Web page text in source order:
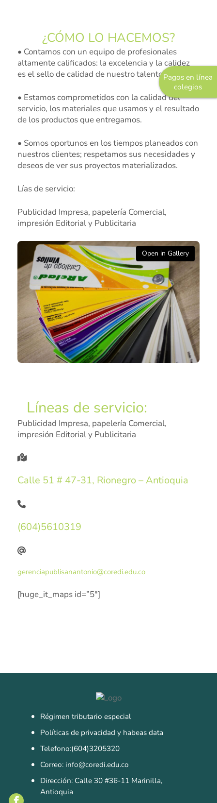
Pagos en línea
colegios
¿CÓMO LO HACEMOS?
• Contamos con un equipo de profesionales
altamente calificados: la excelencia y la calidez
es el sello de calidad de nuestro talento humano.
• Estamos comprometidos con la calidad del
servicio, los materiales que usamos y el resultado
de los productos que entregamos.
• Somos oportunos en los tiempos planeados con
nuestros clientes; respetamos sus necesidades y
deseos de ver sus proyectos materializados.
Lías de servicio:
Publicidad Impresa, papelería Comercial,
impresión Editorial y Publicitaria
Open in Gallery
Líneas de servicio:
Publicidad Impresa, papelería Comercial,
impresión Editorial y Publicitaria
Calle 51 # 47-31, Rionegro – Antioquia
(604)5610319
gerenciapublisanantonio@coredi.edu.co
[huge_it_maps id=”5″]
Régimen tributario especial
Políticas de privacidad y habeas data
Telefono:(604)3205320
Correo: info@coredi.edu.co
Dirección: Calle 30 #36-11 Marinilla,
Antioquia